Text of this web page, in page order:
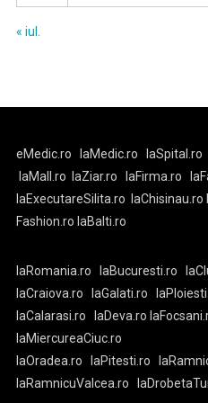
« iul.
eMedic.ro laMedic.ro laSpital.ro
laMall.ro
laZiar.ro laFirma.ro
laExecutareSilita.ro
laChisinau.ro
Fashion.ro laBalti.ro
laRomania.ro laBucuresti.ro
laCraiova.ro
laGalati.ro
laCalarasi.ro
laDeva.ro
laMiercureaCiuc.ro
laOradea.ro
laPitesti.ro
laRamnicuValcea.ro